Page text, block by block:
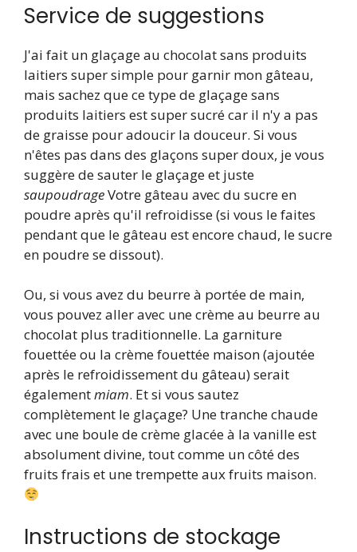
Service de suggestions
J'ai fait un glaçage au chocolat sans produits
laitiers super simple pour garnir mon gâteau,
mais sachez que ce type de glaçage sans
produits laitiers est super sucré car il n'y a pas
de graisse pour adoucir la douceur. Si vous
n'êtes pas dans des glaçons super doux, je vous
suggère de sauter le glaçage et juste
saupoudrageVotre gâteau avec du sucre en
poudre après qu'il refroidisse (si vous le faites
pendant que le gâteau est encore chaud, le sucre
en poudre se dissout).
Ou, si vous avez du beurre à portée de main,
vous pouvez aller avec une crème au beurre au
chocolat plus traditionnelle. La garniture
fouettée ou la crème fouettée maison (ajoutée
après le refroidissement du gâteau) serait
égalementmiam. Et si vous sautez
complètement le glaçage? Une tranche chaude
avec une boule de crème glacée à la vanille est
absolument divine, tout comme un côté des
fruits frais et une trempette aux fruits maison.
Instructions de stockage